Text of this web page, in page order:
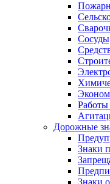
Работы
Дорожные
Знаки
Знаки